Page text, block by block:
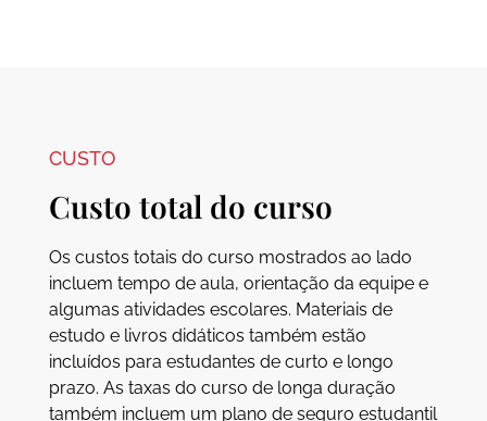
CUSTO
Custo total do curso
Os custos totais do curso mostrados ao lado
incluem tempo de aula, orientação da equipe e
algumas atividades escolares. Materiais de
estudo e livros didáticos também estão
incluídos para estudantes de curto e longo
prazo. As taxas do curso de longa duração
também incluem um plano de seguro estudantil